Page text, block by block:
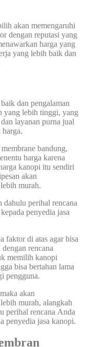
akan memengaruhi
dengan reputasi yang
harga yang
yang lebih baik dan
dan pengalaman
yang lebih tinggi, yang
layanan purna jual
bandung,
harga karena
kanopi itu sendiri
akan
murah.
perihal rencana
penyedia jasa
faktor di atas agar bisa
rencana
memilih kanopi
bisa bertahan lama
pengguna.
akan
murah, alangkah
perihal rencana Anda
penyedia jasa kanopi.